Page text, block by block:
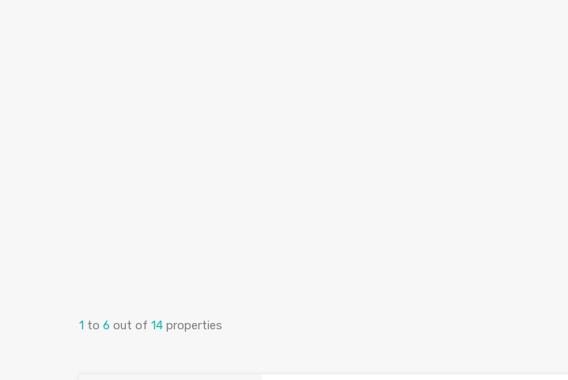
1 to 6 out of 14 properties